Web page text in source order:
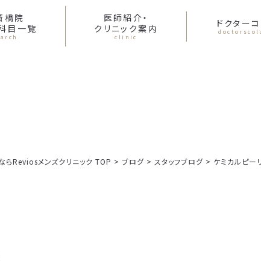
橋院
目一覧
医師紹介・
クリニック案内
clinic
ドクター
らReviosメンズクリニック TOP > ブログ > スタッフブログ > ケミカルピー